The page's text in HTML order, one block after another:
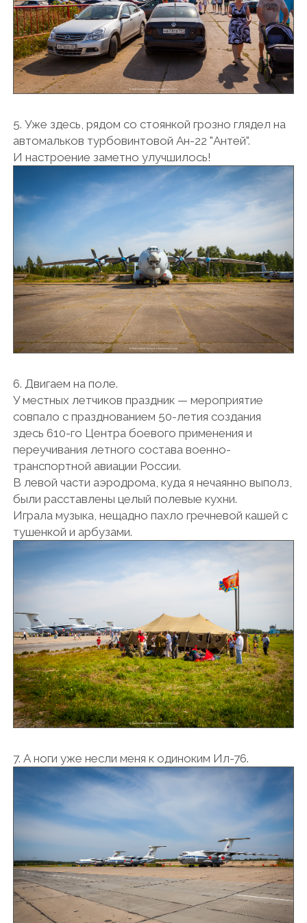
5. Уже здесь, рядом со стоянкой грозно глядел на
автомальков турбовинтовой Ан-22 "Антей".
И настроение заметно улучшилось!
6. Двигаем на поле.
У местных летчиков праздник — мероприятие
совпало с празднованием 50-летия создания
здесь 610-го Центра боевого применения и
переучивания летного состава военно-
транспортной авиации России.
В левой части аэродрома, куда я нечаянно выполз,
были расставлены целый полевые кухни.
Играла музыка, нещадно пахло гречневой кашей с
тушенкой и арбузами.
7. А ноги уже несли меня к одиноким Ил-76.